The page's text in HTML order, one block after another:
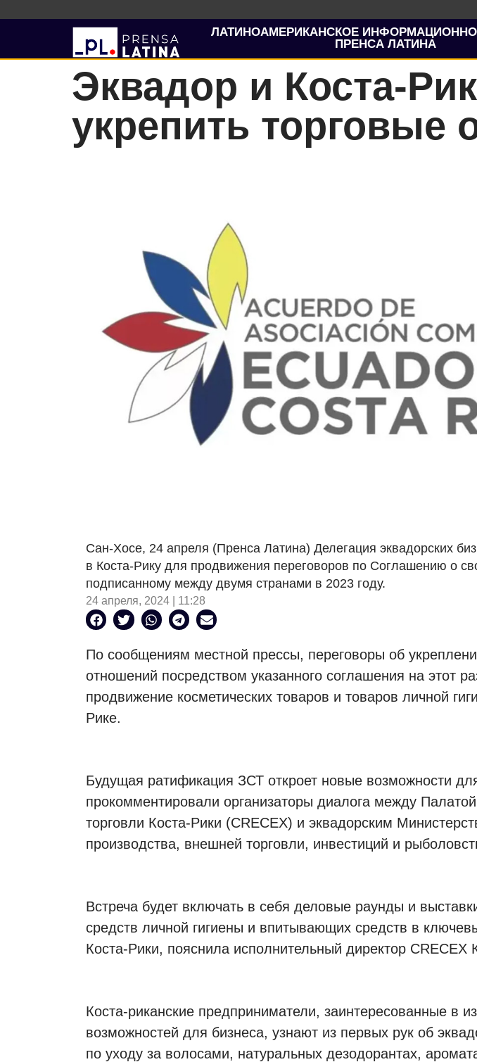
ЛАТИНОАМЕРИКАНСКОЕ
ПРЕНСА ЛАТИНА
Эквадор и Коста-
укрепить торговые
Сан-Хосе, 24 апреля (Пренса Латина) Делегация эквадорских
в Коста-Рику для продвижения переговоров по Соглашению о
подписанному между двумя странами в 2023 году.
24 апреля, 2024 | 11:28
По сообщениям местной прессы, переговоры об
отношений посредством указанного соглашения на этот
продвижение косметических товаров и товаров личной
Рике.
Будущая ратификация ЗСТ откроет новые возможности
прокомментировали организаторы диалога между
торговли Коста-Рики (CRECEX) и эквадорским
производства, внешней торговли, инвестиций и
Встреча будет включать в себя деловые раунды и
средств личной гигиены и впитывающих средств в
Коста-Рики, пояснила исполнительный директор CRECEX
Коста-риканские предприниматели, заинтересованные в
возможностей для бизнеса, узнают из первых рук об
по уходу за волосами, натуральных дезодорантах,